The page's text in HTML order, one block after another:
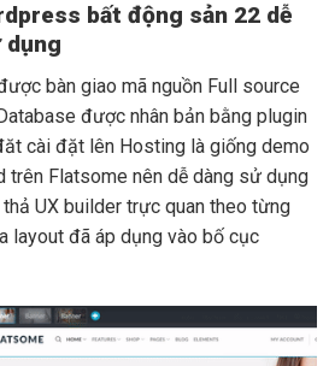
bất động sản 22 dễ
dụng
bàn giao mã nguồn Full source
được nhân bản bằng plugin
cài đặt lên Hosting là giống demo
trên Flatsome nên dễ dàng sử dụng
UX builder trực quan theo từng
layout đã áp dụng vào bố cục